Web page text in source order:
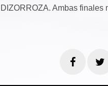
Ambas finales